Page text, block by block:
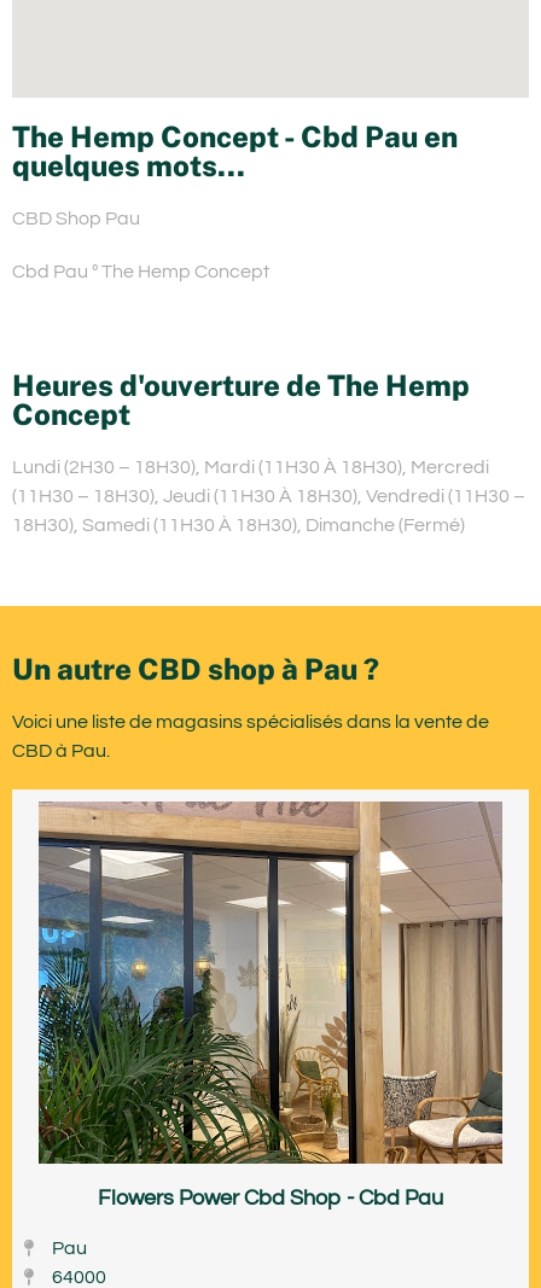
The Hemp Concept - Cbd Pau en
quelques mots...
CBD Shop Pau
Cbd Pau º The Hemp Concept
Heures d'ouverture de The Hemp
Concept
Lundi (2H30 – 18H30), Mardi (11H30 À 18H30), Mercredi
(11H30 – 18H30), Jeudi (11H30 À 18H30), Vendredi (11H30 –
18H30), Samedi (11H30 À 18H30), Dimanche (Fermé)
Un autre CBD shop à Pau ?
Voici une liste de magasins spécialisés dans la vente de
CBD à Pau.
Flowers Power Cbd Shop - Cbd Pau
Pau
64000